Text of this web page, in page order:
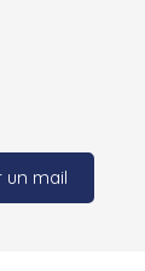
un mail